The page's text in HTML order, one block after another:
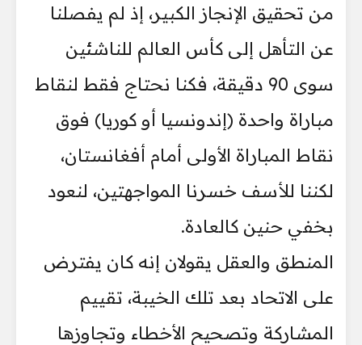
من تحقيق الإنجاز الكبير، إذ لم يفصلنا
عن التأهل إلى كأس العالم للناشئين
سوى 90 دقيقة، فكنا نحتاج فقط لنقاط
مباراة واحدة (إندونسيا أو كوريا) فوق
نقاط المباراة الأولى أمام أفغانستان،
لكننا للأسف خسرنا المواجهتين، لنعود
بخفي حنين كالعادة.
المنطق والعقل يقولان إنه كان يفترض
على الاتحاد بعد تلك الخيبة، تقييم
المشاركة وتصحيح الأخطاء وتجاوزها